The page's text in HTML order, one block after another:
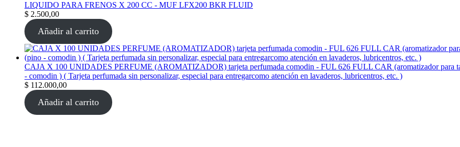
LIQUIDO PARA FRENOS X 200 CC - MUF LFX200 BKR FLUID
$ 2.500,00
Añadir al carrito
CAJA X 100 UNIDADES PERFUME (AROMATIZADOR) tarjeta perfumada comodin - FUL 626 FULL CAR (aromatizador para
- comodin ) ( Tarjeta perfumada sin personalizar, especial para entregarcomo atención en lavaderos, lubricentros, etc. )
$ 112.000,00
Añadir al carrito